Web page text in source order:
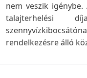
nem veszik igénybe.
talajterhelési
rendelkezésre álló